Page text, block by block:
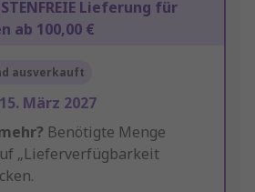
Lieferung für
ab 100,00 €
ausverkauft
15. März 2027
Benötigte Menge
„Lieferverfügbarkeit